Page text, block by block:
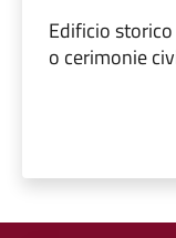
Edificio
o cerimonie